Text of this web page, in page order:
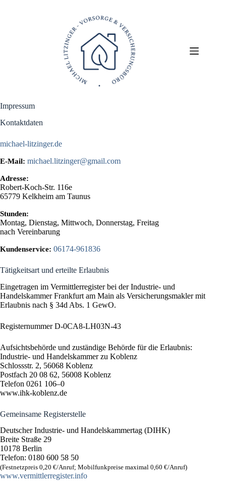
Impressum
Kontaktdaten
michael-litzinger.de
E-Mail: michael.litzinger@gmail.com
Adresse:
Robert-Koch-Str. 116e
65779 Kelkheim am Taunus
Stunden:
Montag, Dienstag, Mittwoch, Donnerstag, Freitag
nach Vereinbarung
Kundenservice: 06174-961836
Tätigkeitsart und erteilte Erlaubnis
Eingetragen im Vermittlerregister bei der Industrie- und
Handelskammer Frankfurt am Main als Versicherungsmakler mit
Erlaubnis nach § 34d Abs. 1 GewO.
Registernummer D-0CA8-LH03N-43
Aufsichtsbehörde und zuständige Behörde für die Erlaubnis:
Industrie- und Handelskammer zu Koblenz
Schlossstr. 2, 56068 Koblenz
Postfach 20 08 62, 56008 Koblenz
Telefon 0261 106–0
www.ihk-koblenz.de
Gemeinsame Registerstelle
Deutscher Industrie- und Handelskammertag (DIHK)
Breite Straße 29
10178 Berlin
Telefon: 0180 600 58 50
(Festnetzpreis 0,20 €/​Anruf; Mobilfunk­preise maximal 0,60 €/​Anruf)
www​.ver​mitt​ler​re​gis​ter​.info